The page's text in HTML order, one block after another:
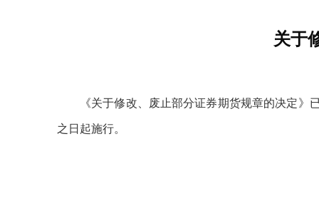
关于
《关于修改、废止部分证券期货规章的决定》
之日起施行。